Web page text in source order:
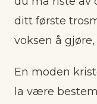
ditt første
voksen å
En moden
la være